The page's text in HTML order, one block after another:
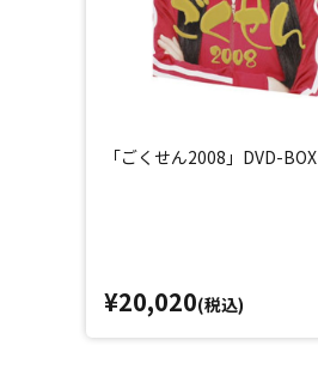
「ごくせん2008」DVD-BOX
¥20,020(税込)